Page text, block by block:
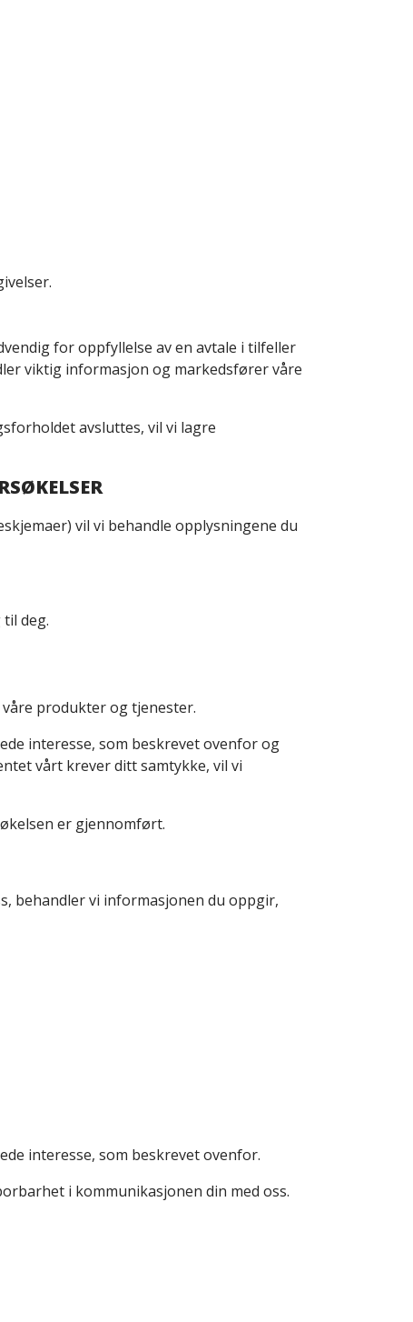
for oppfyllelse av en avtale i tilfeller
viktig informasjon og markedsfører våre
avsluttes, vil vi lagre
vil vi behandle opplysningene du
deg.
produkter og tjenester.
interesse, som beskrevet ovenfor og
vårt krever ditt samtykke, vil vi
er gjennomført.
behandler vi informasjonen du oppgir,
interesse, som beskrevet ovenfor.
i kommunikasjonen din med oss.